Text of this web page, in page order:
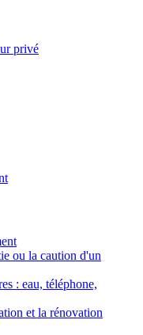
privé
ou la caution d'un
: eau, téléphone,
et la rénovation